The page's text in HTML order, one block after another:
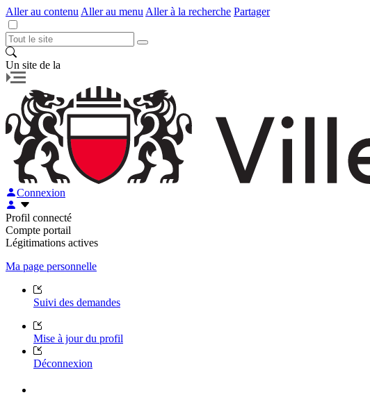
Aller au contenu Aller au menu Aller à la recherche Partager
Un site de la
Connexion
Profil connecté
Compte portail
Légitimations actives
Ma page personnelle
Suivi des demandes
Mise à jour du profil
Déconnexion